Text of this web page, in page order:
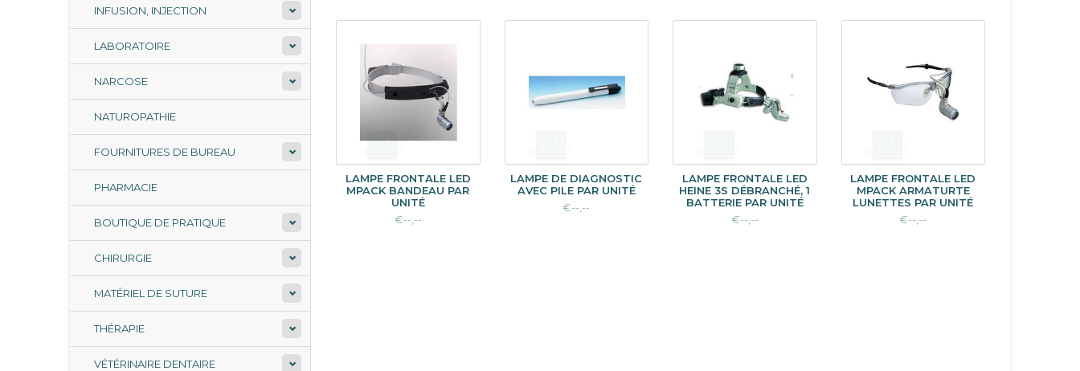
INFUSION, INJECTION
LABORATOIRE
NARCOSE
NATUROPATHIE
FOURNITURES DE BUREAU
PHARMACIE
BOUTIQUE DE PRATIQUE
CHIRURGIE
MATÉRIEL DE SUTURE
THÉRAPIE
VÉTÉRINAIRE DENTAIRE
LAMPE FRONTALE LED
MPACK BANDEAU PAR
UNITÉ
€--,--
LAMPE DE DIAGNOSTIC
AVEC PILE PAR UNITÉ
€--,--
LAMPE FRONTALE LED
HEINE 3S DÉBRANCHÉ, 1
BATTERIE PAR UNITÉ
€--,--
LAMPE FRONTALE LED
MPACK ARMATURTE
LUNETTES PAR UNITÉ
€--,--